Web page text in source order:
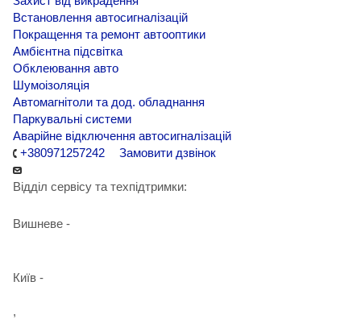
Встановлення автосигналізацій
Покращення та ремонт автооптики
Амбієнтна підсвітка
Обклеювання авто
Шумоізоляція
Автомагнітоли та дод. обладнання
Паркувальні системи
Аварійне відключення автосигналізацій
+380971257242
Замовити дзвінок
Відділ сервісу та техпідтримки:
Вишневе -
Київ -
,